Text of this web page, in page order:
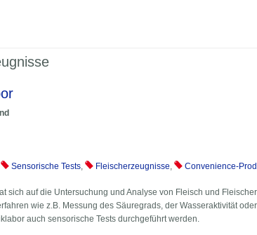
Sensorische Tests, Fleischerzeugnisse, Convenience-
sich auf die Untersuchung und Analyse von Fleisch und
wie z.B. Messung des Säuregrads, der Wasseraktivität
auch sensorische Tests durchgeführt werden.